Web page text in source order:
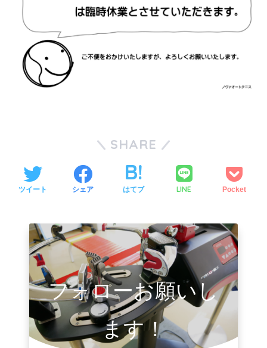
SHARE
ツイート シェア はてブ LINE Pocket
フォローお願いし
ます！